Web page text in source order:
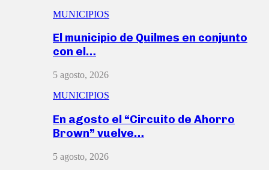
MUNICIPIOS
El municipio de Quilmes en conjunto
con el…
5 agosto, 2026
MUNICIPIOS
En agosto el “Circuito de Ahorro
Brown” vuelve…
5 agosto, 2026